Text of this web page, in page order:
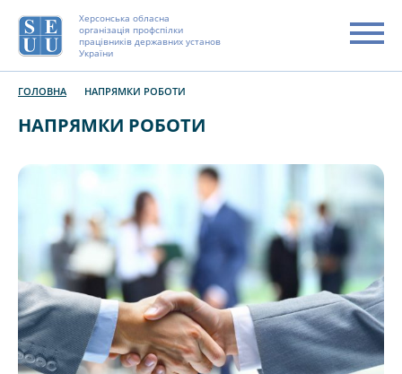
Херсонська обласна
організація профспілки
працівників державних установ
України
ГОЛОВНА НАПРЯМКИ РОБОТИ
НАПРЯМКИ РОБОТИ